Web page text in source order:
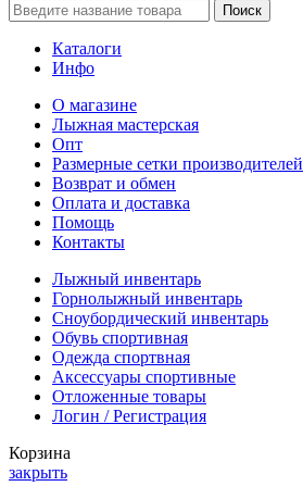
Поиск
Каталоги
Инфо
О магазине
Лыжная мастерская
Опт
Размерные сетки производителей
Возврат и обмен
Оплата и доставка
Помощь
Контакты
Лыжный инвентарь
Горнолыжный инвентарь
Сноубордический инвентарь
Обувь спортивная
Одежда спортвная
Аксессуары спортивные
Отложенные товары
Логин / Регистрация
Корзина
закрыть